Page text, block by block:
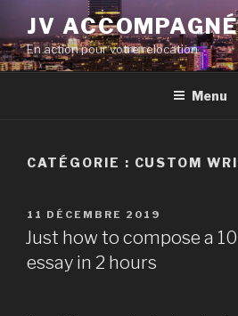
contenu
principal
JV ACCOMPAGNÉ
En action pour votre relocation
Menu
CATÉGORIE : CUSTOM
PUBLIÉ
LE
11 DÉCEMBRE 2019
Just how to compose a
essay in 2 hours